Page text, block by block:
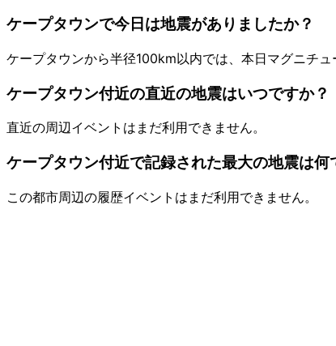
ケープタウンで今日は地震がありましたか？
ケープタウンから半径100km以内では、本日マグニチ
ケープタウン付近の直近の地震はいつですか？
直近の周辺イベントはまだ利用できません。
ケープタウン付近で記録された最大の地震は何
この都市周辺の履歴イベントはまだ利用できません。